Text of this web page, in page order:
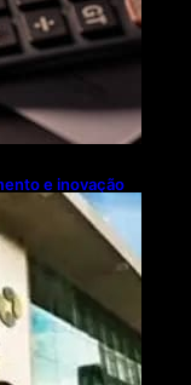
e inovação
do agronegócio